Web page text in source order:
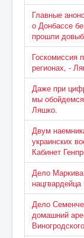
Главные
о Донбассе
прошли
Госкомиссия
регионах, -
Даже при
мы
Ляшко.
Двум
украинских
Кабинет
Дело
нацгвардейца
Дело
домашний
Виногродского